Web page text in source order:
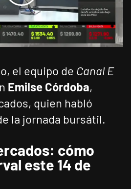
el equipo de Canal E
Emilse Córdoba,
quien habló
la jornada bursátil.
cómo
este 14 de